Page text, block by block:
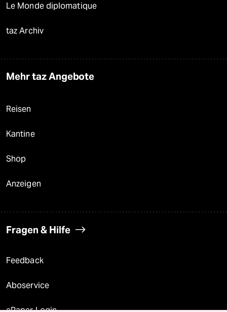
Le Monde diplomatique
taz Archiv
Mehr taz Angebote
Reisen
Kantine
Shop
Anzeigen
Fragen & Hilfe
Feedback
Aboservice